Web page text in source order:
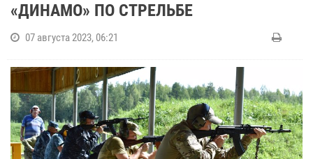
«ДИНАМО» ПО СТРЕЛЬБЕ
07 августа 2023, 06:21